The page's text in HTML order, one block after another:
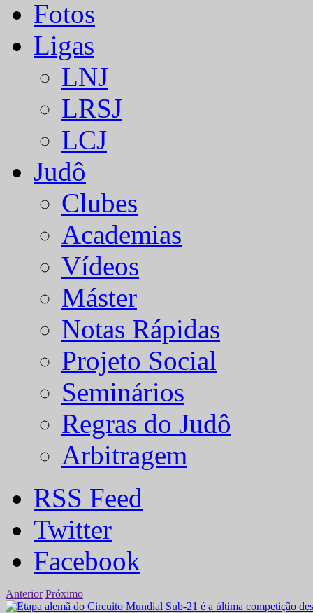
Fotos
Ligas
LNJ
LRSJ
LCJ
Judô
Clubes
Academias
Vídeos
Máster
Notas Rápidas
Projeto Social
Seminários
Regras do Judô
Arbitragem
RSS Feed
Twitter
Facebook
Anterior Próximo